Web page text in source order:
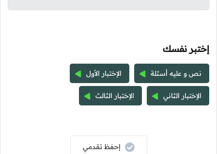
إختبر نفسك
نص و عليه أسئلة الإختبار الأول
الإختبار الثاني الإختبار الثالث
إحفظ تقدمي